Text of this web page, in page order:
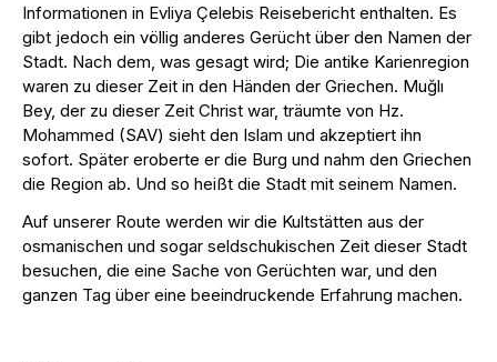
Informationen in Evliya Çelebis Reisebericht enthalten. Es
gibt jedoch ein völlig anderes Gerücht über den Namen der
Stadt. Nach dem, was gesagt wird; Die antike Karienregion
waren zu dieser Zeit in den Händen der Griechen. Muğlı
Bey, der zu dieser Zeit Christ war, träumte von Hz.
Mohammed (SAV) sieht den Islam und akzeptiert ihn
sofort. Später eroberte er die Burg und nahm den Griechen
die Region ab. Und so heißt die Stadt mit seinem Namen.
Auf unserer Route werden wir die Kultstätten aus der
osmanischen und sogar seldschukischen Zeit dieser Stadt
besuchen, die eine Sache von Gerüchten war, und den
ganzen Tag über eine beeindruckende Erfahrung machen.